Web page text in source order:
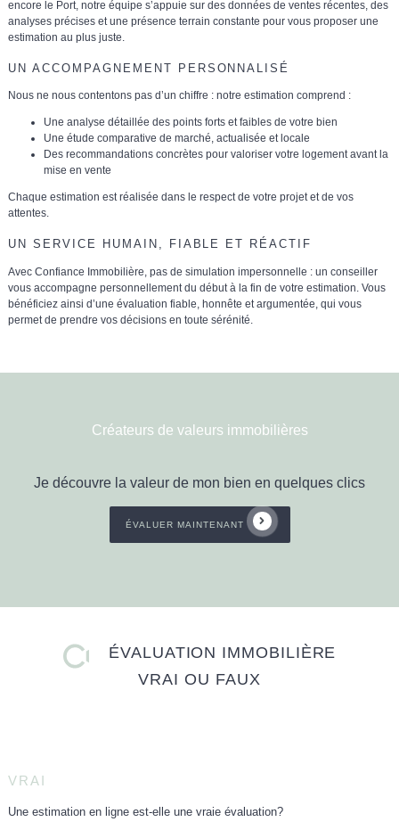
encore le Port, notre équipe s’appuie sur des données de ventes récentes, des
analyses précises et une présence terrain constante pour vous proposer une
estimation au plus juste.
UN ACCOMPAGNEMENT PERSONNALISÉ
Nous ne nous contentons pas d’un chiffre : notre estimation comprend :
Une analyse détaillée des points forts et faiblesde votre bien
Une étude comparative de marché, actualisée et locale
Des recommandations concrètespour valoriser votre logement avant la
mise en vente
Chaque estimation est réalisée dans le respect de votre projet et de vos
attentes.
UN SERVICE HUMAIN, FIABLE ET RÉACTIF
Avec Confiance Immobilière, pas de simulation impersonnelle : un conseiller
vous accompagne personnellementdu début à la fin de votre estimation. Vous
bénéficiez ainsi d’une évaluation fiable, honnête et argumentée, qui vous
permet de prendre vos décisions en toute sérénité.
Créateurs de valeurs immobilières
Je découvre la valeur de mon bien en quelques clics
ÉVALUER MAINTENANT
ÉVALUATION IMMOBILIÈRE
VRAI OU FAUX
VRAI
Une estimation en ligne est-elle une vraie évaluation?